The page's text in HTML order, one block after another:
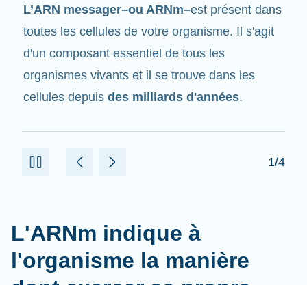
Tout comme son nom l'indique, l'ARNm est un
messager. Il interagit avec d'autres
composants dans les cellules qui aident à créer
des protéines.
l'organisme la manière
dont exercer sa propre